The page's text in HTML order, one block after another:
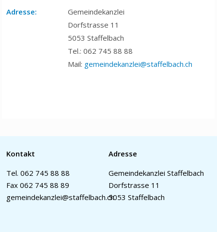
Adresse:
Gemeindekanzlei
Dorfstrasse 11
5053 Staffelbach
Tel.: 062 745 88 88
Mail: gemeindekanzlei@staffelbach.ch
Kontakt
Tel.062 745 88 88
Fax 062 745 88 89
gemeindekanzlei@staffelbach.ch
Adresse
Gemeindekanzlei Staffelbach
Dorfstrasse 11
5053 Staffelbach